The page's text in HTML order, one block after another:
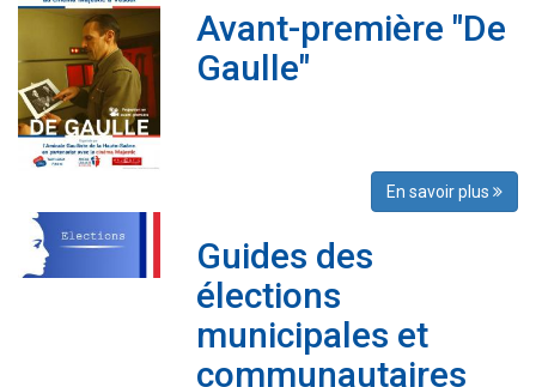
Avant-première "De
Gaulle"
En savoir plus
Guides des
élections
municipales et
communautaires